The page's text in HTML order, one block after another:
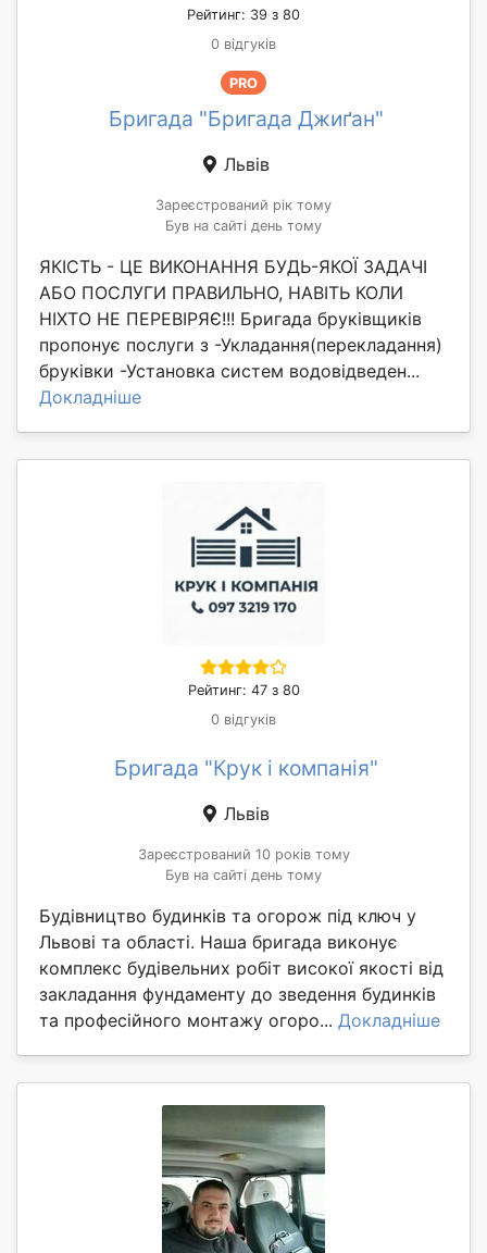
Рейтинг: 39 з 80
0 відгуків
PRO
Бригада "Бригада Джиґан"
Львів
Зареєстрований рік тому
Був на сайті день тому
ЯКІСТЬ - ЦЕ ВИКОНАННЯ БУДЬ-ЯКОЇ ЗАДАЧІ
АБО ПОСЛУГИ ПРАВИЛЬНО, НАВІТЬ КОЛИ
НІХТО НЕ ПЕРЕВІРЯЄ!!! Бригада бруківщиків
пропонує послуги з -Укладання(перекладання)
бруківки -Установка систем водовідведен...
Докладніше
Рейтинг: 47 з 80
0 відгуків
Бригада "Крук і компанія"
Львів
Зареєстрований 10 років тому
Був на сайті день тому
Будівництво будинків та огорож під ключ у
Львові та області. Наша бригада виконує
комплекс будівельних робіт високої якості від
закладання фундаменту до зведення будинків
та професійного монтажу огоро... Докладніше